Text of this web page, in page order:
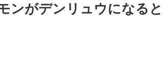
ンがデンリュウになると